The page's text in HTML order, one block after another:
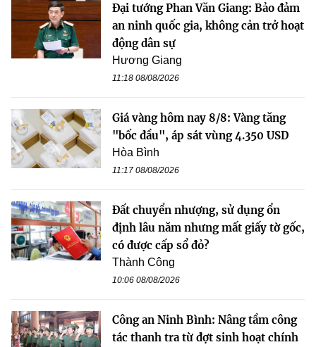
Đại tướng Phan Văn Giang: Bảo đảm
an ninh quốc gia, không cản trở hoạt
động dân sự
Hương Giang
11:18 08/08/2026
Giá vàng hôm nay 8/8: Vàng tăng
"bốc đầu", áp sát vùng 4.350 USD
Hòa Bình
11:17 08/08/2026
Đất chuyển nhượng, sử dụng ổn
định lâu năm nhưng mất giấy tờ gốc,
có được cấp sổ đỏ?
Thành Công
10:06 08/08/2026
Công an Ninh Bình: Nâng tầm công
tác thanh tra từ đợt sinh hoạt chính